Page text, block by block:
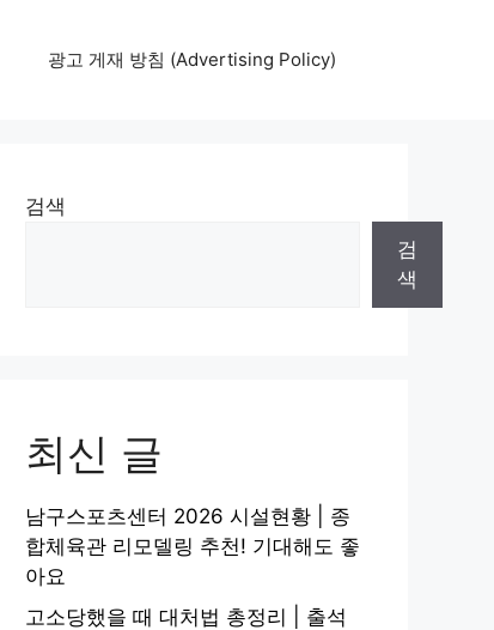
광고 게재 방침 (Advertising Policy)
검색
검
색
최신 글
남구스포츠센터 2026 시설현황 | 종
합체육관 리모델링 추천! 기대해도 좋
아요
고소당했을 때 대처법 총정리 | 출석